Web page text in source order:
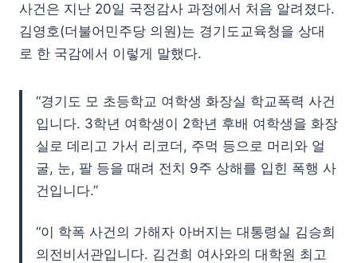
사건은 지난 20일 국정감사 과정에서 처음 알려졌다.
김영호(더불어민주당 의원)는 경기도교육청을 상대
로 한 국감에서 이렇게 말했다.
“경기도 모 초등학교 여학생 화장실 학교폭력 사건
입니다. 3학년 여학생이 2학년 후배 여학생을 화장
실로 데리고 가서 리코더, 주먹 등으로 머리와 얼
굴, 눈, 팔 등을 때려 전치 9주 상해를 입힌 폭행 사
건입니다.”
“이 학폭 사건의 가해자 아버지는 대통령실 김승희
의전비서관입니다. 김건희 여사와의 대학원 최고